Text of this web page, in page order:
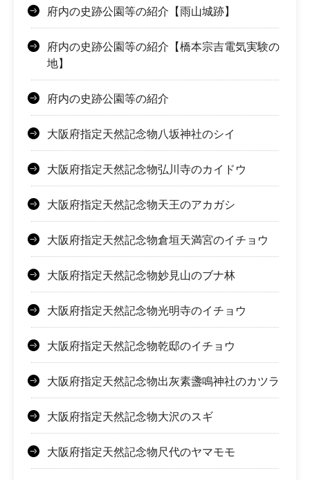
府内の史跡公園等の紹介【雨山城跡】
府内の史跡公園等の紹介【橋本宗吉電気実験の
地】
府内の史跡公園等の紹介
大阪府指定天然記念物八坂神社のシイ
大阪府指定天然記念物弘川寺のカイドウ
大阪府指定天然記念物天王のアカガシ
大阪府指定天然記念物倉垣天満宮のイチョウ
大阪府指定天然記念物妙見山のブナ林
大阪府指定天然記念物光明寺のイチョウ
大阪府指定天然記念物乾邸のイチョウ
大阪府指定天然記念物出灰素盞鳴神社のカツラ
大阪府指定天然記念物大沢のスギ
大阪府指定天然記念物尺代のヤマモモ